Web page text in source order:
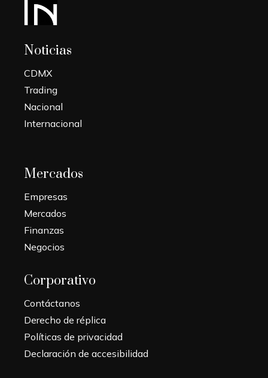
Noticias
CDMX
Trading
Nacional
Internacional
Mercados
Empresas
Mercados
Finanzas
Negocios
Corporativo
Contáctanos
Derecho de réplica
Políticas de privacidad
Declaración de accesibilidad